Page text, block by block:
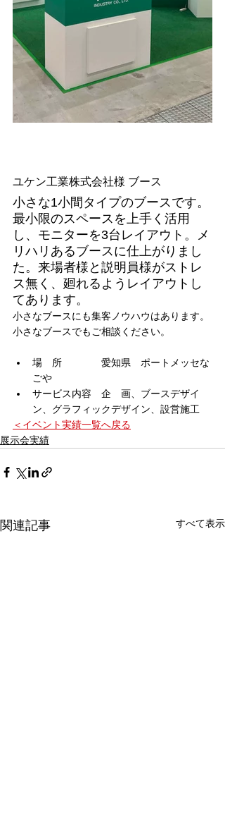
ユケン工業株式会社様 ブース
小さな1小間タイプのブースです。
最小限のスペースを上手く活用
し、モニターを3台レイアウト。メ
リハリあるブースに仕上がりまし
た。来場者様と説明員様がストレ
ス無く、廻れるようレイアウトし
てあります。
小さなブースにも集客ノウハウはあります。
小さなブースでもご相談ください。
場　所　　　　愛知県　ポートメッセな
ごや
サービス内容　企　画、ブースデザイ
ン、グラフィックデザイン、設営施工
＜イベント実績一覧へ戻る
展示会実績
関連記事 すべて表示